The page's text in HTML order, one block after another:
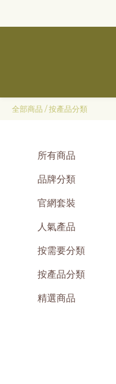
全部商品 /按產品分類
所有商品
品牌分類
官網套裝
人氣產品
按需要分類
按產品分類
精選商品